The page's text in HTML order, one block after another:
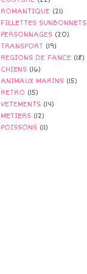
ROMANTIQUE (21)
FILLETTES SUNBONNETS
PERSONNAGES (20)
TRANSPORT (19)
REGIONS DE FANCE (18)
CHIENS (16)
ANIMAUX MARINS (15)
RETRO (15)
VETEMENTS (14)
METIERS (12)
POISSONS (11)